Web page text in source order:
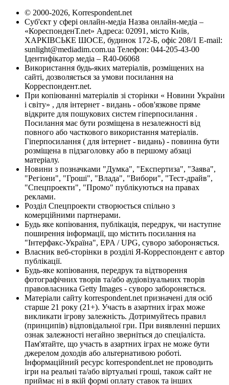
© 2000-2026, Korrespondent.net
Суб'єкт у сфері онлайн-медіа Назва онлайн-медіа –
«КореспонденТ.net» Адреса: 02091, місто Київ,
ХАРКІВСЬКЕ ШОСЕ, будинок 172-Б, офіс 208/1 E-mail:
sunlight@mediadim.com.ua Телефон: 044-205-43-00
Ідентифікатор медіа – R40-06068
Використання будь-яких матеріалів, розміщених на
сайті, дозволяється за умови посилання на
Корреспондент.net.
При копіюванні матеріалів зі сторінки « Новини України
і світу» , для інтернет - видань - обов'язкове пряме
відкрите для пошукових систем гіперпосилання .
Посилання має бути розміщена в незалежності від
повного або часткового використання матеріалів.
Гіперпосилання ( для інтернет - видань) - повинна бути
розміщена в підзаголовку або в першому абзаці
матеріалу.
Новини з позначками "Думка", "Експертиза", "Заява",
"Регіони", "Гроші", "Влада", "Вибори", "Тест-драйв",
"Спецпроекти", "Промо" публікуються на правах
реклами.
Розділ Спецпроекти створюється спільно з
комерційними партнерами.
Будь яке копіювання, публікація, передрук, чи наступне
поширення інформації, що містить посилання на
"Інтерфакс-Україна", EPA / UPG, суворо забороняється.
Власник веб-сторінки в розділі Я-Корреспондент є автор
публікації.
Будь-яке копіювання, передрук та відтворення
фотографічних творів та/або аудіовізуальних творів
правовласника Getty Images - суворо забороняється.
Матеріали сайту korrespondent.net призначені для осіб
старше 21 року (21+). Участь в азартних іграх може
викликати ігрову залежність. Дотримуйтесь правил
(принципів) відповідальної гри. При виявленні перших
ознак залежності негайно зверніться до спеціаліста.
Пам'ятайте, що участь в азартних іграх не може бути
джерелом доходів або альтернативою роботі.
Інформаційний ресурс korrespondent.net не проводить
ігри на реальні та/або віртуальні гроші, також сайт не
приймає ні в якій формі оплату ставок та інших